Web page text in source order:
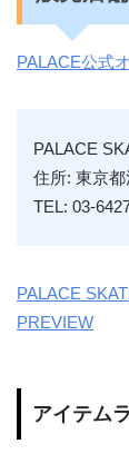
PALACE公式
PALACE
住所: 東京
TEL: 03-
PALACE
PREVIEW
アイテム